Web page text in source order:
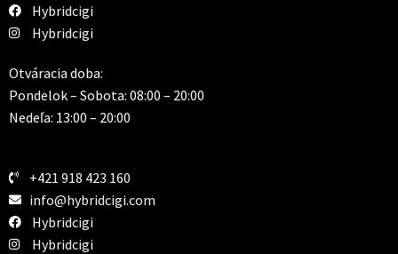
Hybridcigi
Hybridcigi
Otváracia doba:
Pondelok – Sobota: 08:00 – 20:00
Nedeľa: 13:00 – 20:00
+421 918 423 160
info@hybridcigi.com
Hybridcigi
Hybridcigi